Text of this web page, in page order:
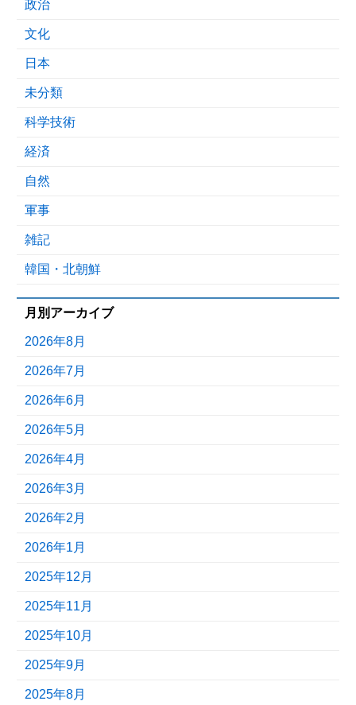
政治
文化
日本
未分類
科学技術
経済
自然
軍事
雑記
韓国・北朝鮮
月別アーカイブ
2026年8月
2026年7月
2026年6月
2026年5月
2026年4月
2026年3月
2026年2月
2026年1月
2025年12月
2025年11月
2025年10月
2025年9月
2025年8月